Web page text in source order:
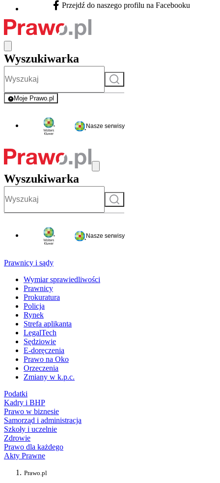
Facebook - otwiera się w nowej karcie
Przejdź do naszego profilu na Facebooku
Wyszukiwarka
Szukaj
Moje Prawo.pl
- rejestracja i logowanie do serwisu
Nasze serwisy
Wyszukiwarka
Szukaj
Nasze serwisy
Prawnicy i sądy
Wymiar sprawiedliwości
Prawnicy
Prokuratura
Policja
Rynek
Strefa aplikanta
LegalTech
Sędziowie
E-doręczenia
Prawo na Oko
Orzeczenia
Zmiany w k.p.c.
Podatki
Kadry i BHP
Prawo w biznesie
Samorząd i administracja
Szkoły i uczelnie
Zdrowie
Prawo dla każdego
Akty Prawne
Prawo.pl